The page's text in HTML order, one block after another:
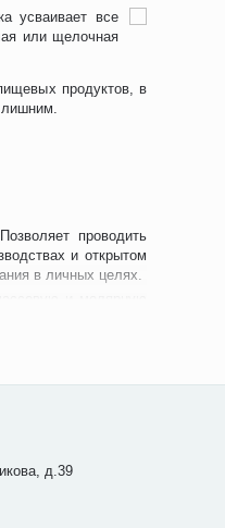
усваивает все
или щелочная
продуктов, в
лишним.
проводить
и открытом
в личных целях.
и молярную
пищепрома,
температуру среды.
в жидкости.
в значение на
д.39